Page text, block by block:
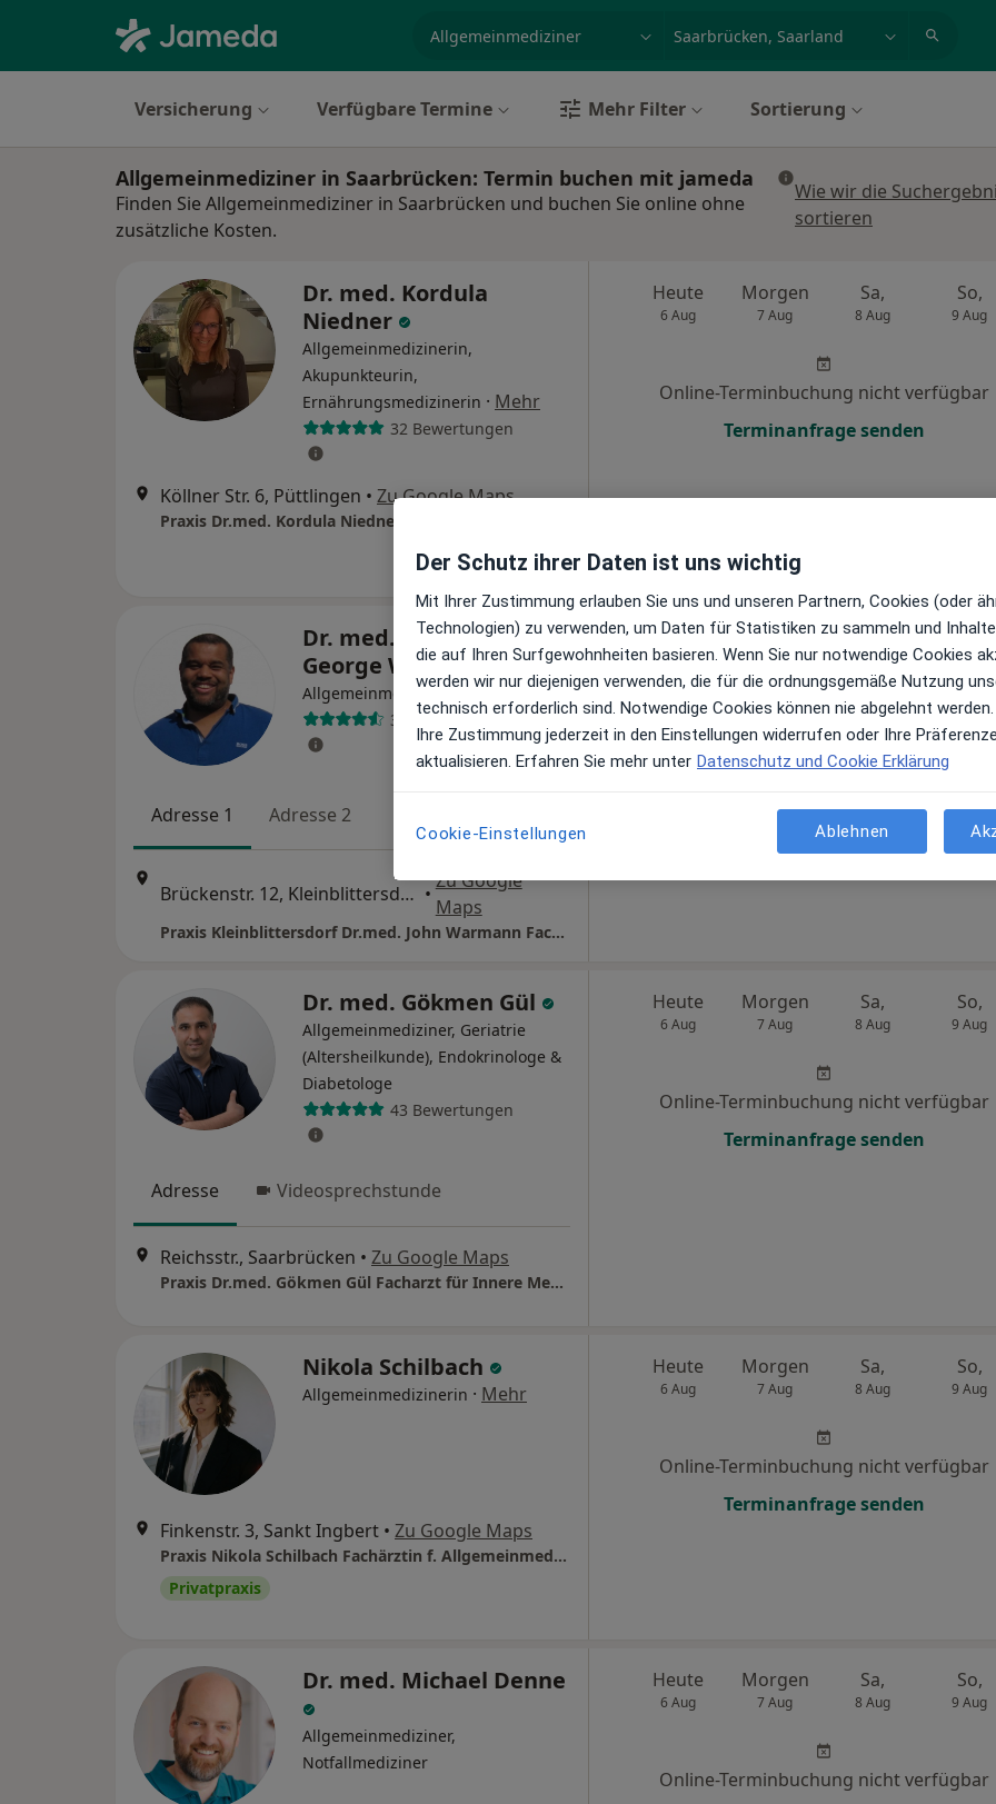
Versicherung Verfügbare Termine Mehr Filter Sortierung
Allgemeinmediziner in Saarbrücken: Termin buchen mit jameda
Finden Sie Allgemeinmediziner in Saarbrücken und buchen Sie online ohne
zusätzliche Kosten.
Wie wir die
sortieren
Dr. med. Kordula
Niedner
Allgemeinmedizinerin,
Akupunkteurin,
Ernährungsmedizinerin · Mehr
32 Bewertungen
Köllner Str. 6, Püttlingen • Zu Google Maps
Heute
6 Aug
Morgen
7 Aug
Sa,
8 Aug
So,
9 Aug
Online-Terminbuchung nicht verfügbar
Terminanfrage senden
Dr. med. John St.
George Warmann
Allgemeinmediziner·Mehr
35 Bewertungen
Adresse 1 Adresse 2
Brückenstr. 12, Kleinblittersdorf •
Zu Google
Maps
Praxis Kleinblittersdorf Dr.med. John Warmann Facharzt für Allgemeinmedizin
Heute
6 Aug
Morgen
7 Aug
Sa,
8 Aug
So,
9 Aug
Online-Terminbuchung nicht verfügbar
Telefonnummer anzeigen
Dr. med. Gökmen Gül
Allgemeinmediziner, Geriatrie
(Altersheilkunde), Endokrinologe &
Diabetologe
43 Bewertungen
Adresse Videosprechstunde
Reichsstr., Saarbrücken • Zu Google Maps
Praxis Dr.med. Gökmen Gül Facharzt für Innere Medizin
Heute
6 Aug
Morgen
7 Aug
Sa,
8 Aug
So,
9 Aug
Online-Terminbuchung nicht verfügbar
Terminanfrage senden
Nikola Schilbach
Allgemeinmedizinerin · Mehr
Finkenstr. 3, Sankt Ingbert • Zu Google Maps
Praxis Nikola Schilbach Fachärztin f. Allgemeinmedizin
Privatpraxis
Heute
6 Aug
Morgen
7 Aug
Sa,
8 Aug
So,
9 Aug
Online-Terminbuchung nicht verfügbar
Terminanfrage senden
Dr. med. Michael Denne
Allgemeinmediziner,
Notfallmediziner
Heute
6 Aug
Morgen
7 Aug
Sa,
8 Aug
So,
9 Aug
Online-Terminbuchung nicht verfügbar
Der Schutz ihrer Daten ist uns wichtig
Mit Ihrer Zustimmung erlauben Sie uns und unseren Partnern, Cookies (oder
Technologien) zu verwenden, um Daten für Statistiken zu sammeln und
die auf Ihren Surfgewohnheiten basieren. Wenn Sie nur notwendige Cookies
werden wir nur diejenigen verwenden, die für die ordnungsgemäße Nutzung
technisch erforderlich sind. Notwendige Cookies können nie abgelehnt werden.
Ihre Zustimmung jederzeit in den Einstellungen widerrufen oder Ihre
aktualisieren. Erfahren Sie mehr unter Datenschutz und Cookie Erklärung
Cookie-Einstellungen Ablehnen